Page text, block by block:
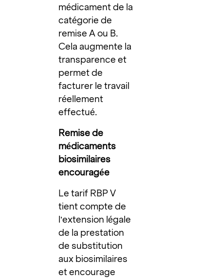
médicament de la
catégorie de
remise A ou B.
Cela augmente la
transparence et
permet de
facturer le travail
réellement
effectué.
Remise de
médicaments
biosimilaires
encouragée
Le tarif RBP V
tient compte de
l’extension légale
de la prestation
de substitution
aux biosimilaires
et encourage